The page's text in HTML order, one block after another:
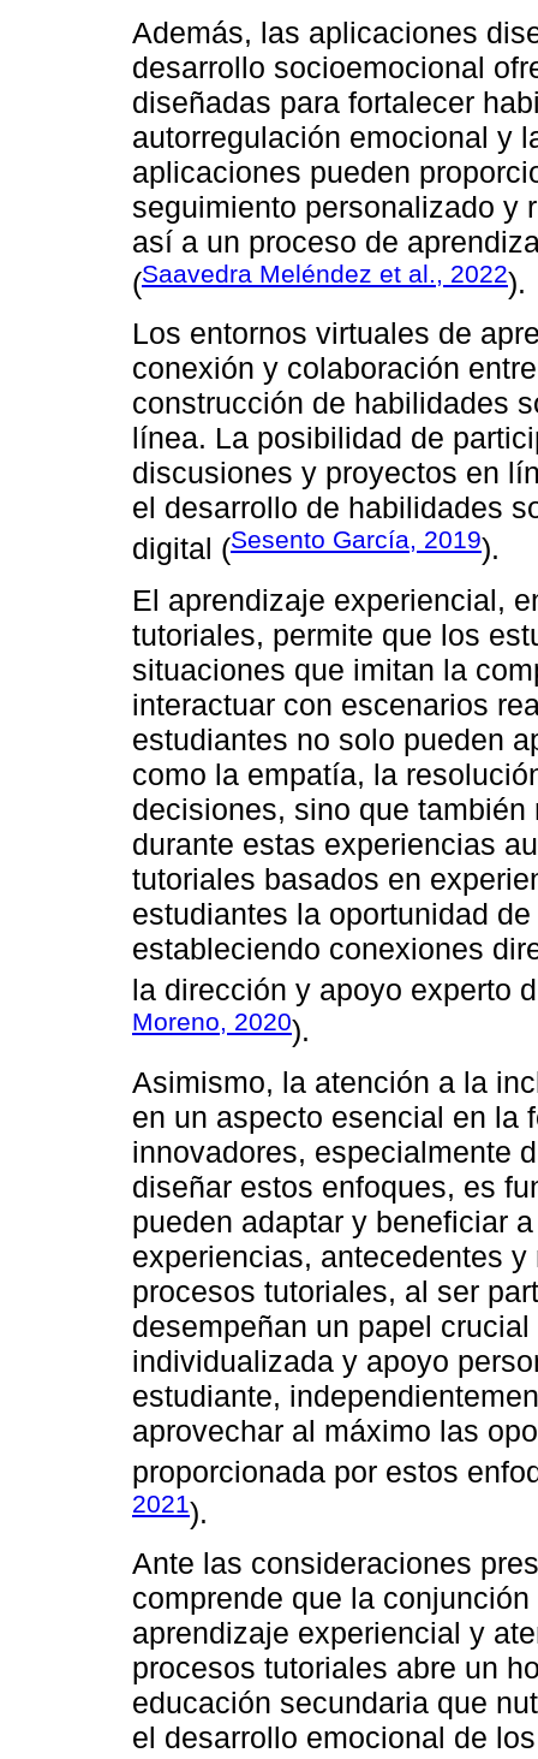
Además, las aplicaciones
desarrollo socioemocional
diseñadas para fortalecer
autorregulación emocional y
aplicaciones pueden
seguimiento personalizado y
así a un proceso de
(Saavedra Meléndez et al., 2022).
Los entornos virtuales de
conexión y colaboración
construcción de habilidades
línea. La posibilidad de
discusiones y proyectos en
el desarrollo de habilidades
digital (Sesento García, 2019).
El aprendizaje experiencial,
tutoriales, permite que los
situaciones que imitan la
interactuar con escenarios
estudiantes no solo pueden
como la empatía, la
decisiones, sino que
durante estas experiencias
tutoriales basados en
estudiantes la oportunidad
estableciendo conexiones
la dirección y apoyo experto
Moreno, 2020).
Asimismo, la atención a la
en un aspecto esencial en la
innovadores, especialmente
diseñar estos enfoques, es
pueden adaptar y beneficiar
experiencias, antecedentes
procesos tutoriales, al ser
desempeñan un papel
individualizada y apoyo
estudiante,
aprovechar al máximo las
proporcionada por estos
2021).
Ante las consideraciones
comprende que la
aprendizaje experiencial y
procesos tutoriales abre un
educación secundaria que
el desarrollo emocional de